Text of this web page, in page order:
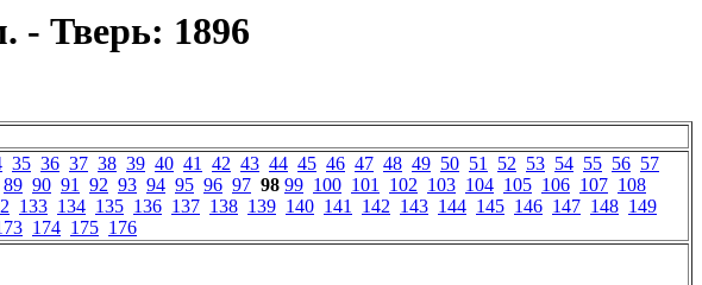
- Тверь: 1896
35 36 37 38 39 40 41 42 43 44 45 46 47 48 49 50 51 52 53 54 55 56 57
89 90 91 92 93 94 95 96 97 98 99 100 101 102 103 104 105 106 107 108
133 134 135 136 137 138 139 140 141 142 143 144 145 146 147 148 149
174 175 176